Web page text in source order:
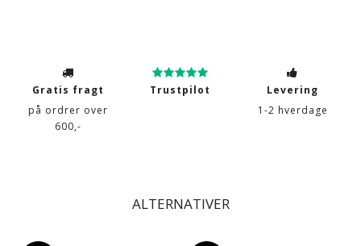
Gratis fragt
på ordrer over
600,-
Trustpilot
Levering
1-2 hverdage
ALTERNATIVER